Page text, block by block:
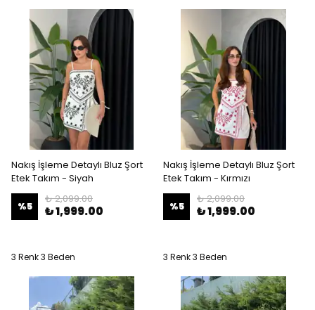
Nakış İşleme Detaylı Bluz Şort
Etek Takım - Siyah
%5
₺ 2,099.00
₺ 1,999.00
3 Renk 3 Beden
Nakış İşleme Detaylı Bluz Şort
Etek Takım - Kırmızı
%5
₺ 2,099.00
₺ 1,999.00
3 Renk 3 Beden